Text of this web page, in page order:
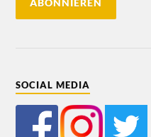
SOCIAL MEDIA